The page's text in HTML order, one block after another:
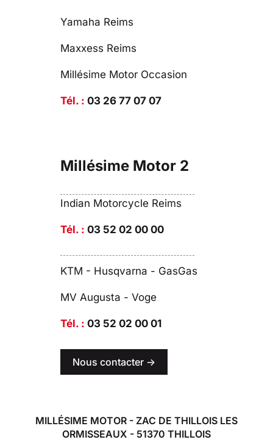
Yamaha Reims
Maxxess Reims
Millésime Motor Occasion
Tél. : 03 26 77 07 07
Millésime Motor 2
Indian Motorcycle Reims
Tél. : 03 52 02 00 00
KTM - Husqvarna - GasGas
MV Augusta - Voge
Tél. : 03 52 02 00 01
Nous contacter ->
MILLÉSIME MOTOR - ZAC DE THILLOIS LES
ORMISSEAUX - 51370 THILLOIS